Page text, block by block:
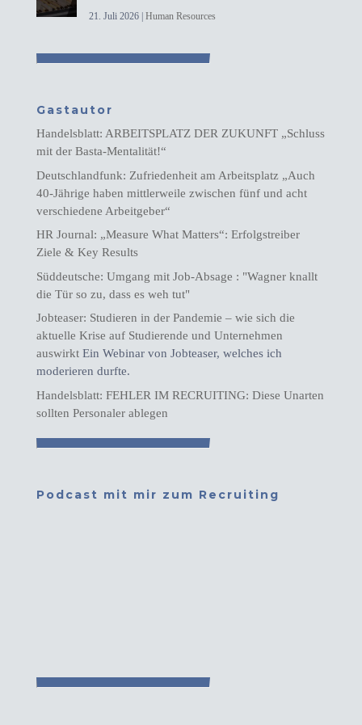
21. Juli 2026| Human Resources
Gastautor
Handelsblatt: ARBEITSPLATZ DER ZUKUNFT „Schluss
mit der Basta-Mentalität!“
Deutschlandfunk: Zufriedenheit am Arbeitsplatz „Auch
40-Jährige haben mittlerweile zwischen fünf und acht
verschiedene Arbeitgeber“
HR Journal: „Measure What Matters“: Erfolgstreiber
Ziele & Key Results
Süddeutsche: Umgang mit Job-Absage : "Wagner knallt
die Tür so zu, dass es weh tut"
Jobteaser: Studieren in der Pandemie – wie sich die
aktuelle Krise auf Studierende und Unternehmen
auswirktEin Webinar von Jobteaser, welches ich
moderieren durfte.
Handelsblatt: FEHLER IM RECRUITING: Diese Unarten
sollten Personaler ablegen
Podcast mit mir zum Recruiting